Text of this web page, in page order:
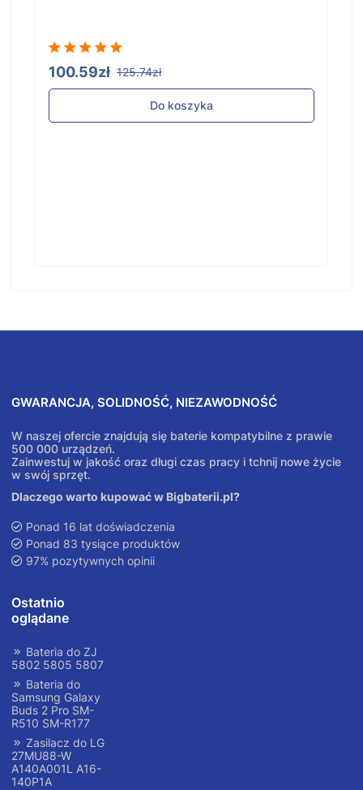
100.59zł 125.74zł
Do koszyka
GWARANCJA, SOLIDNOŚĆ, NIEZAWODNOŚĆ
W naszej ofercie znajdują się baterie kompatybilne z prawie
500 000 urządzeń.
Zainwestuj w jakość oraz długi czas pracy i tchnij nowe życie
w swój sprzęt.
Dlaczego warto kupować w Bigbaterii.pl?
Ponad 16 lat doświadczenia
Ponad 83 tysiące produktów
97% pozytywnych opinii
Ostatnio
oglądane
Bateria do ZJ
5802 5805 5807
Bateria do
Samsung Galaxy
Buds 2 Pro SM-
R510 SM-R177
Zasilacz do LG
27MU88-W
A140A001L A16-
140P1A